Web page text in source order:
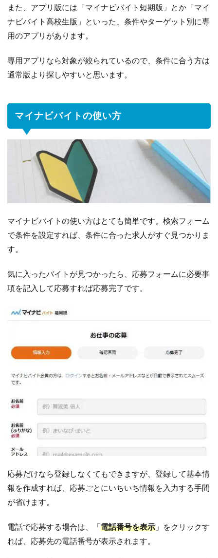
また、アプリ版には「マイナビバイト短期版」とか「マイ
ナビバイト高校生版」といった、条件やターゲット別に専
用のアプリがあります。
専用アプリなら対象が絞られているので、条件に合う方は
通常版より探しやすいと思います。
マイナビバイトの使い方
マイナビバイトの使い方はとても簡単です。検索フォーム
で条件を設定すれば、条件に合った求人がすぐ見つかりま
す。
気に入ったバイトが見つかったら、応募フォームに必要事
項を記入して応募すれば応募完了です。
応募だけなら登録しなくてもできますが、登録して基本情
報を作成すれば、応募ごとにいちいち情報を入力する手間
が省けます。
電話で応募する場合は、「 電話番号を表示 」をクリックす
れば、応募先の電話番号が表示されます。